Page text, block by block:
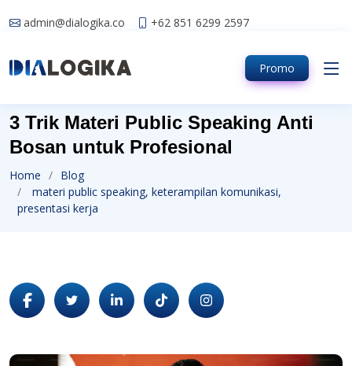
admin@dialogika.co +62 851 6299 2597
Promo
3 Trik Materi Public Speaking Anti
Bosan untuk Profesional
Home
Blog
materi public speaking, keterampilan komunikasi,
presentasi kerja